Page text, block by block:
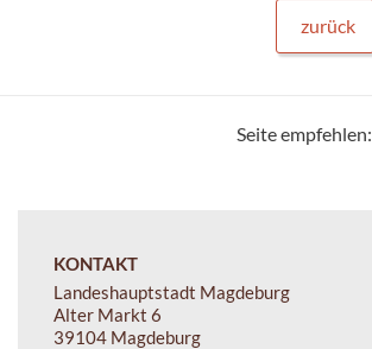
zurück
Seite empfehlen:
KONTAKT
Landeshauptstadt Magdeburg
Alter Markt 6
39104 Magdeburg